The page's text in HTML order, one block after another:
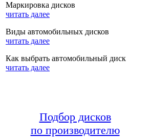
Маркировка дисков
читать далее
Виды автомобильных дисков
читать далее
Как выбрать автомобильный диск
читать далее
Подбор дисков
по производителю